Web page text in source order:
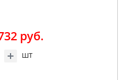
руб.
шт